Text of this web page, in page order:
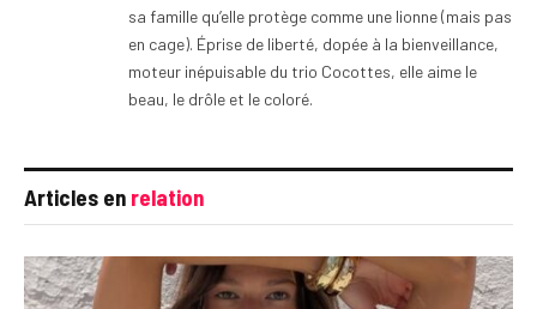
sa famille qu’elle protège comme une lionne (mais pas
en cage). Éprise de liberté, dopée à la bienveillance,
moteur inépuisable du trio Cocottes, elle aime le
beau, le drôle et le coloré.
Articles en relation